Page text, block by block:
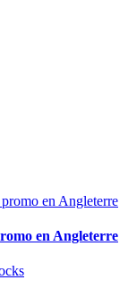
en Angleterre